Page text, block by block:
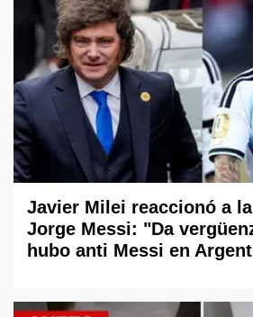
Javier Milei reaccionó a
Jorge Messi: "Da
hubo anti Messi en